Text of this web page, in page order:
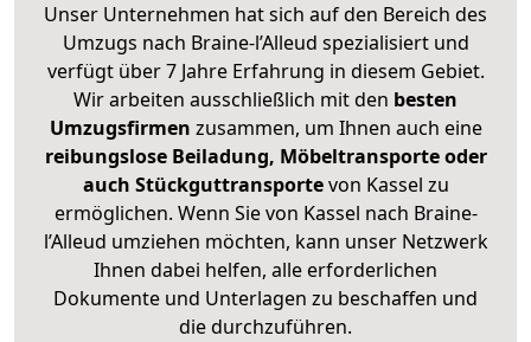
Unser Unternehmen hat sich auf den Bereich des
Umzugs nach Braine-l’Alleud spezialisiert und
verfügt über 7 Jahre Erfahrung in diesem Gebiet.
Wir arbeiten ausschließlich mit den besten
Umzugsfirmen zusammen, um Ihnen auch eine
reibungslose Beiladung, Möbeltransporte oder
auch Stückguttransportevon Kassel zu
ermöglichen. Wenn Sie von Kassel nach Braine-
l’Alleud umziehen möchten, kann unser Netzwerk
Ihnen dabei helfen, alle erforderlichen
Dokumente und Unterlagen zu beschaffen und
die durchzuführen.